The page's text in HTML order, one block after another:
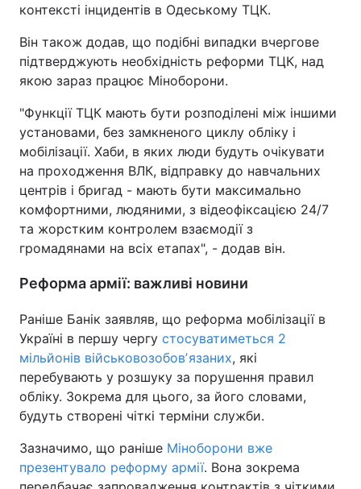
контексті інцидентів в Одеському ТЦК.
Він також додав, що подібні випадки вчергове
підтверджують необхідність реформи ТЦК, над
якою зараз працює Міноборони.
"Функції ТЦК мають бути розподілені між іншими
установами, без замкненого циклу обліку і
мобілізації. Хаби, в яких люди будуть очікувати
на проходження ВЛК, відправку до навчальних
центрів і бригад - мають бути максимально
комфортними, людяними, з відеофіксацією 24/7
та жорстким контролем взаємодії з
громадянами на всіх етапах", - додав він.
Реформа армії: важливі новини
Раніше Банік заявляв, що реформа мобілізації в
Україні в першу чергу стосуватиметься 2
мільйонів військовозобовʼязаних, які
перебувають у розшуку за порушення правил
обліку. Зокрема для цього, за його словами,
будуть створені чіткі терміни служби.
Зазначимо, що раніше Міноборони вже
презентувало реформу армії. Вона зокрема